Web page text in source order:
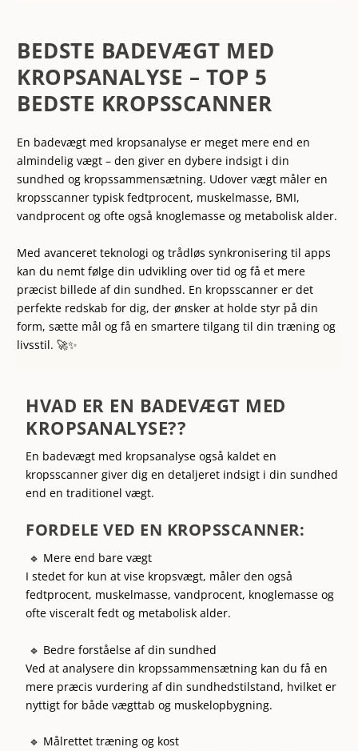
BEDSTE BADEVÆGT MED
KROPSANALYSE – TOP 5
BEDSTE KROPSSCANNER
En badevægt med kropsanalyse er meget mere end en
almindelig vægt – den giver en dybere indsigt i din
sundhed og kropssammensætning. Udover vægt måler en
kropsscanner typisk fedtprocent, muskelmasse, BMI,
vandprocent og ofte også knoglemasse og metabolisk alder.
Med avanceret teknologi og trådløs synkronisering til apps
kan du nemt følge din udvikling over tid og få et mere
præcist billede af din sundhed. En kropsscanner er det
perfekte redskab for dig, der ønsker at holde styr på din
form, sætte mål og få en smartere tilgang til din træning og
livsstil. 🚀✨
HVAD ER EN BADEVÆGT MED
KROPSANALYSE??
En badevægt med kropsanalyse også kaldet en
kropsscanner giver dig en detaljeret indsigt i din sundhed
end en traditionel vægt.
FORDELE VED EN KROPSSCANNER:
🔹 Mere end bare vægt
I stedet for kun at vise kropsvægt, måler den også
fedtprocent, muskelmasse, vandprocent, knoglemasse og
ofte visceralt fedt og metabolisk alder.
🔹 Bedre forståelse af din sundhed
Ved at analysere din kropssammensætning kan du få en
mere præcis vurdering af din sundhedstilstand, hvilket er
nyttigt for både vægttab og muskelopbygning.
🔹 Målrettet træning og kost